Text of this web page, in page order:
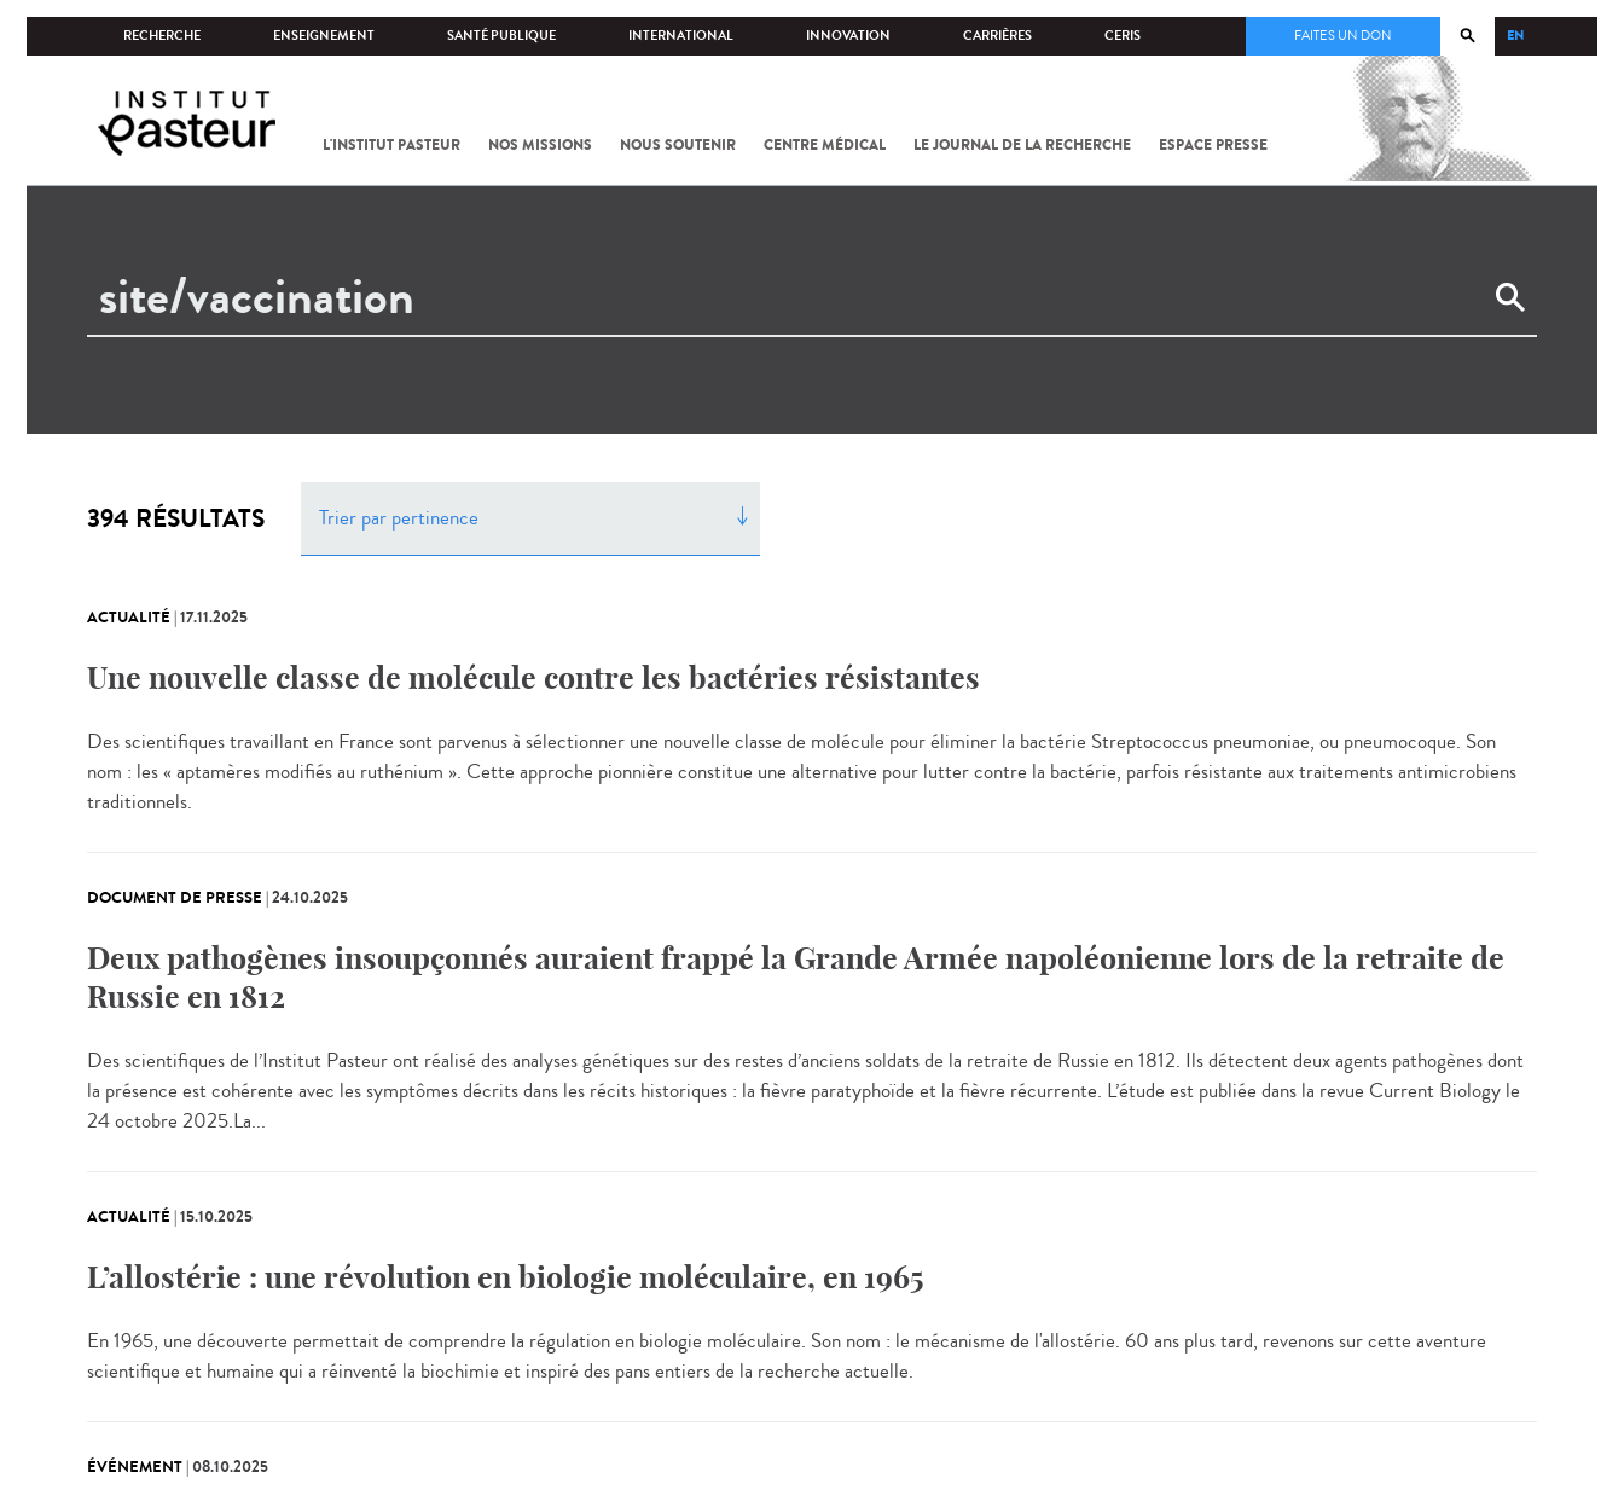
RECHERCHE ENSEIGNEMENT SANTÉ PUBLIQUE INTERNATIONAL INNOVATION CARRIÈRES CERIS EN
FAITES UN DON
L'INSTITUT PASTEUR NOS MISSIONS NOUS SOUTENIR CENTRE MÉDICAL LE JOURNAL DE LA RECHERCHE ESPACE PRESSE
COV-2 /
394 RÉSULTATS Trier par pertinence
ACTUALITÉ |17.11.2025
Une nouvelle classe de molécule contre les bactéries résistantes
Des scientifiques travaillant en France sont parvenus à sélectionner une nouvelle classe de molécule pour éliminer la bactérie Streptococcus pneumoniae, ou pneumocoque. Son
nom : les « aptamères modifiés au ruthénium ». Cette approche pionnière constitue une alternative pour lutter contre la bactérie, parfois résistante aux traitements antimicrobiens
traditionnels.
DOCUMENT DE PRESSE |24.10.2025
Deux pathogènes insoupçonnés auraient frappé la Grande Armée napoléonienne lors de la retraite de
Russie en 1812
Des scientifiques de l’Institut Pasteur ont réalisé des analyses génétiques sur des restes d’anciens soldats de la retraite de Russie en 1812. Ils détectent deux agents pathogènes dont
la présence est cohérente avec les symptômes décrits dans les récits historiques : la fièvre paratyphoïde et la fièvre récurrente. L’étude est publiée dans la revue Current Biology le
24 octobre 2025.La...
ACTUALITÉ |15.10.2025
L’allostérie : une révolution en biologie moléculaire, en 1965
En 1965, une découverte permettait de comprendre la régulation en biologie moléculaire. Son nom : le mécanisme de l'allostérie. 60 ans plus tard, revenons sur cette aventure
scientifique et humaine qui a réinventé la biochimie et inspiré des pans entiers de la recherche actuelle.
ÉVÉNEMENT|08.10.2025